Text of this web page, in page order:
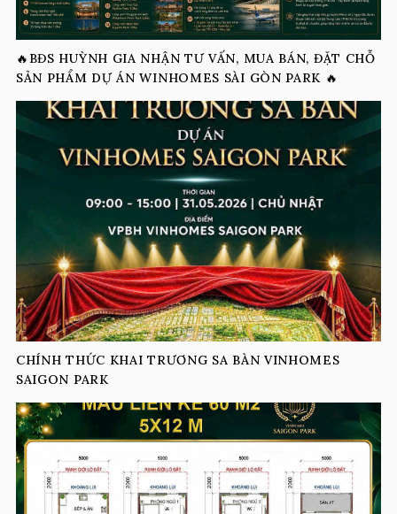
🔥BĐS HUỲNH GIA NHẬN TƯ VẤN, MUA BÁN, ĐẶT CHỖ
SẢN PHẨM DỰ ÁN WINHOMES SÀI GÒN PARK 🔥
CHÍNH THỨC KHAI TRƯƠNG SA BÀN VINHOMES
SAIGON PARK